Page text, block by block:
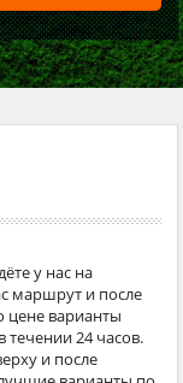
у нас на
маршрут и после
цене варианты
24 часов.
и после